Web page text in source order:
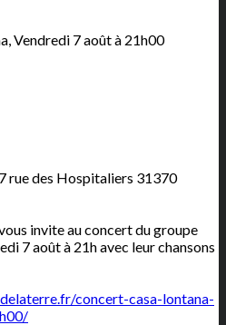
Vendredi 7 août à 21h00
7 rue des Hospitaliers 31370
invite au concert du groupe
7 août à 21h avec leur chansons
concert-casa-lontana-